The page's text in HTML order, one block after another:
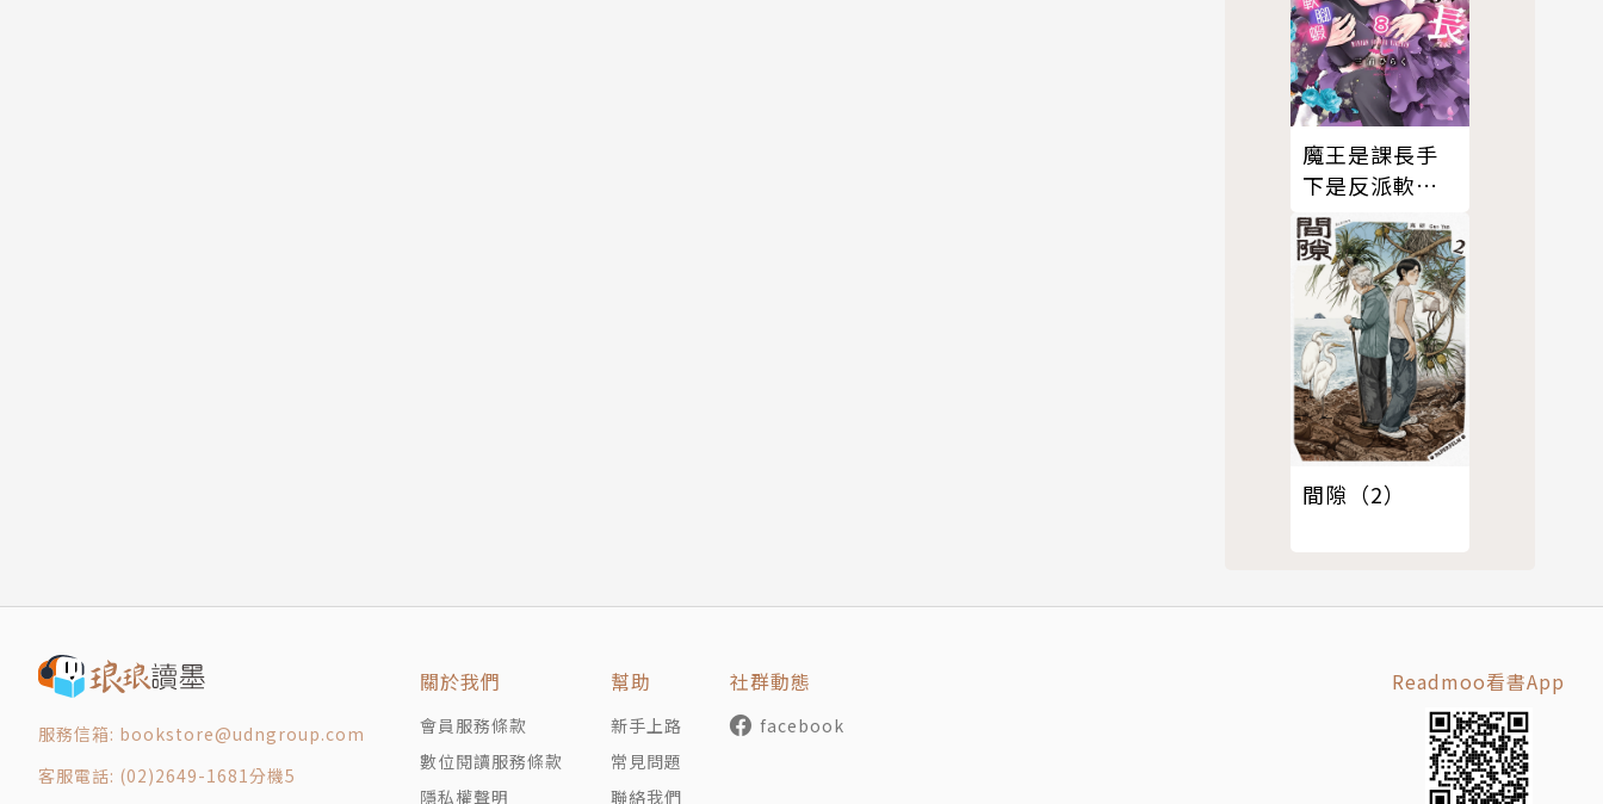
魔王是課長手
下是反派軟腳
蝦。8
間隙（2）
服務信箱: bookstore@udngroup.com
客服電話: (02)2649-1681分機5
關於我們
會員服務條款
數位閱讀服務條款
隱私權聲明
幫助
新手上路
常見問題
聯絡我們
社群動態
facebook
Readmoo看書App